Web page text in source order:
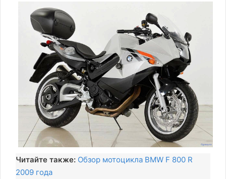
Читайте также: Обзор мотоцикла BMW F 800 R
2009 года